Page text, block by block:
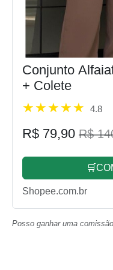
Conjunto
+ Colete
4.8
R$ 79,90 R$
Shopee.com.br
Posso ganhar uma